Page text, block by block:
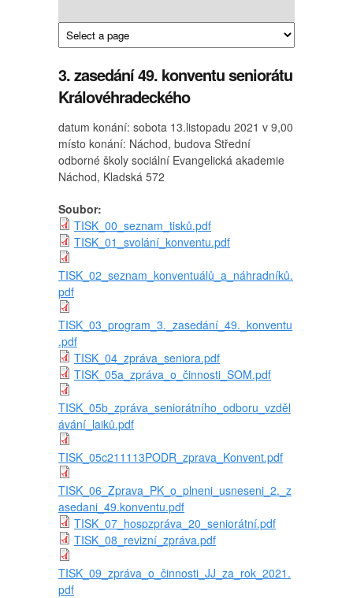
3. zasedání 49. konventu seniorátu
Královéhradeckého
datum konání: sobota 13.listopadu 2021 v 9,00
místo konání: Náchod, budova Střední
odborné školy sociální Evangelická akademie
Náchod, Kladská 572
Soubor:
TISK_00_seznam_tisků.pdf
TISK_01_svolání_konventu.pdf
TISK_02_seznam_konventuálů_a_náhradníků.
pdf
TISK_03_program_3._zasedání_49._konventu
.pdf
TISK_04_zpráva_seniora.pdf
TISK_05a_zpráva_o_činnosti_SOM.pdf
TISK_05b_zpráva_seniorátního_odboru_vzděl
ávání_laiků.pdf
TISK_05c211113PODR_zprava_Konvent.pdf
TISK_06_Zprava_PK_o_plneni_usneseni_2._z
asedani_49.konventu.pdf
TISK_07_hospzpráva_20_seniorátní.pdf
TISK_08_revizní_zpráva.pdf
TISK_09_zpráva_o_činnosti_JJ_za_rok_2021.
pdf